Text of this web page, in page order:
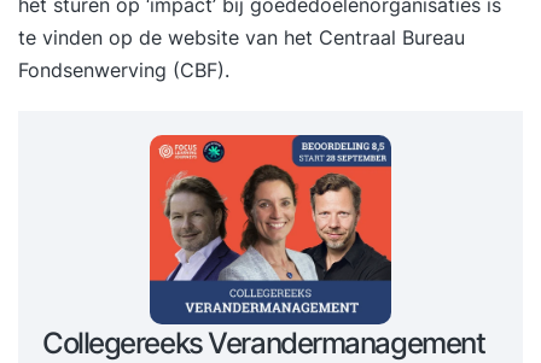
het sturen op ‘impact’ bij goededoelenorganisaties is
te vinden op de website van het Centraal Bureau
Fondsenwerving (CBF).
Collegereeks Verandermanagement